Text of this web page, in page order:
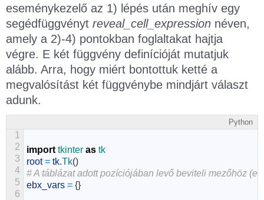
eseménykezelő az 1) lépés után meghív egy
segédfüggvényt reveal_cell_expression néven,
amely a 2)-4) pontokban foglaltakat hajtja
végre. E két függvény definícióját mutatjuk
alább. Arra, hogy miért bontottuk ketté a
megvalósítást két függvénybe mindjárt választ
adunk.
Python
1
2
3
4
5
6
import tkinter as tk
root = tk.Tk()
# A táblázat adott pozíciójában levő beviteli mezőhöz
ebx_vars = {}